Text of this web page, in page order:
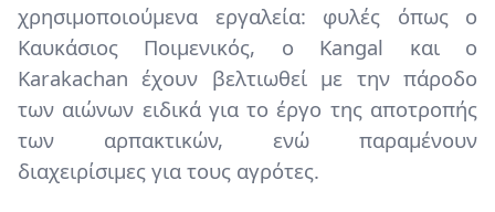
χρησιμοποιούμενα εργαλεία: φυλές όπως ο
Καυκάσιος Ποιμενικός, ο Kangal και ο
Karakachan έχουν βελτιωθεί με την πάροδο
των αιώνων ειδικά για το έργο της αποτροπής
των αρπακτικών, ενώ παραμένουν
διαχειρίσιμες για τους αγρότες.